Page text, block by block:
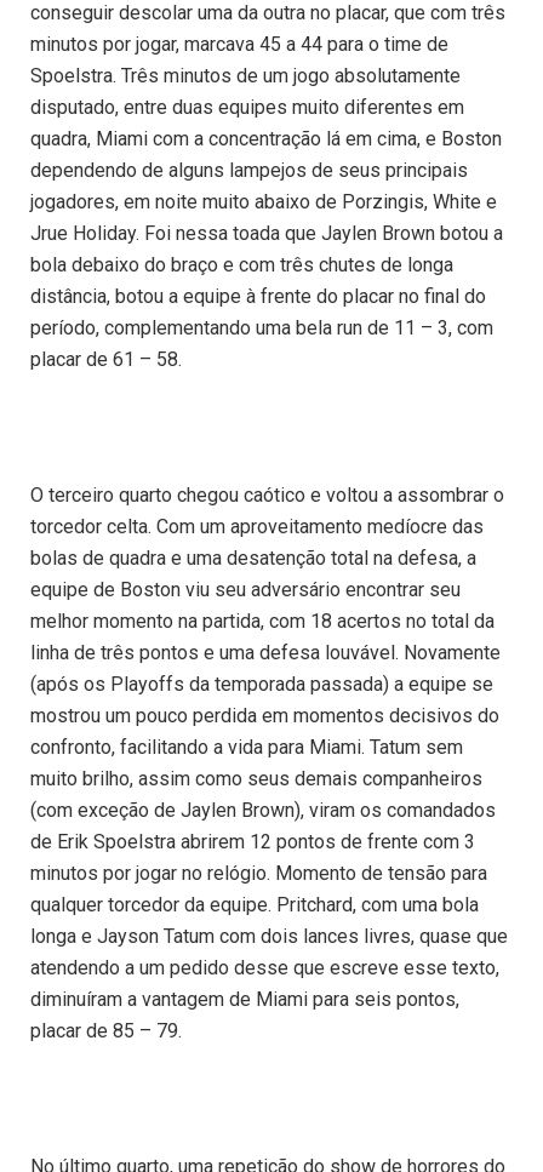
conseguir descolar uma da outra no placar, que com três
minutos por jogar, marcava 45 a 44 para o time de
Spoelstra. Três minutos de um jogo absolutamente
disputado, entre duas equipes muito diferentes em
quadra, Miami com a concentração lá em cima, e Boston
dependendo de alguns lampejos de seus principais
jogadores, em noite muito abaixo de Porzingis, White e
Jrue Holiday. Foi nessa toada que Jaylen Brown botou a
bola debaixo do braço e com três chutes de longa
distância, botou a equipe à frente do placar no final do
período, complementando uma bela run de 11 – 3, com
placar de 61 – 58.
O terceiro quarto chegou caótico e voltou a assombrar o
torcedor celta. Com um aproveitamento medíocre das
bolas de quadra e uma desatenção total na defesa, a
equipe de Boston viu seu adversário encontrar seu
melhor momento na partida, com 18 acertos no total da
linha de três pontos e uma defesa louvável. Novamente
(após os Playoffs da temporada passada) a equipe se
mostrou um pouco perdida em momentos decisivos do
confronto, facilitando a vida para Miami. Tatum sem
muito brilho, assim como seus demais companheiros
(com exceção de Jaylen Brown), viram os comandados
de Erik Spoelstra abrirem 12 pontos de frente com 3
minutos por jogar no relógio. Momento de tensão para
qualquer torcedor da equipe. Pritchard, com uma bola
longa e Jayson Tatum com dois lances livres, quase que
atendendo a um pedido desse que escreve esse texto,
diminuíram a vantagem de Miami para seis pontos,
placar de 85 – 79.
No último quarto, uma repetição do show de horrores do